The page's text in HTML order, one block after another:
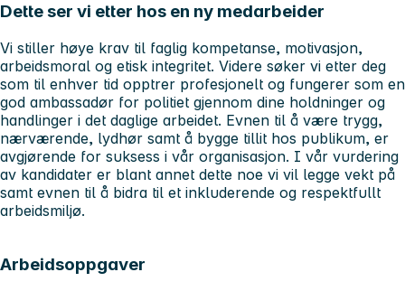
Dette ser vi etter hos en ny medarbeider
Vi stiller høye krav til faglig kompetanse, motivasjon,
arbeidsmoral og etisk integritet. Videre søker vi etter deg
som til enhver tid opptrer profesjonelt og fungerer som en
god ambassadør for politiet gjennom dine holdninger og
handlinger i det daglige arbeidet. Evnen til å være trygg,
nærværende, lydhør samt å bygge tillit hos publikum, er
avgjørende for suksess i vår organisasjon. I vår vurdering
av kandidater er blant annet dette noe vi vil legge vekt på
samt evnen til å bidra til et inkluderende og respektfullt
arbeidsmiljø.
Arbeidsoppgaver